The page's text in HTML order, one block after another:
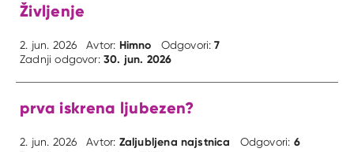
Življenje
2. jun. 2026 Avtor: Himno Odgovori:7
Zadnji odgovor:30. jun. 2026
prva iskrena ljubezen?
2. jun. 2026 Avtor: Zaljubljena najstnica Odgovori: 6